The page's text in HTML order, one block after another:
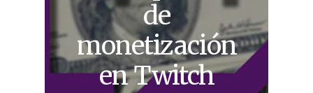
de
monetización
en Twitch